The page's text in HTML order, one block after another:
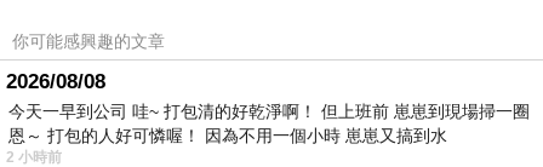
iPhone 7/7 Plus防撞氣墊透明TPU手機保護殼
你可能感興趣的文章
2026/08/08
今天一早到公司 哇~ 打包清的好乾淨啊！ 但上班前 崽崽到現場掃一圈
恩～ 打包的人好可憐喔！ 因為不用一個小時 崽崽又搞到水
2 小時前